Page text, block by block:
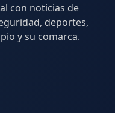
con noticias de
deportes,
y su comarca.